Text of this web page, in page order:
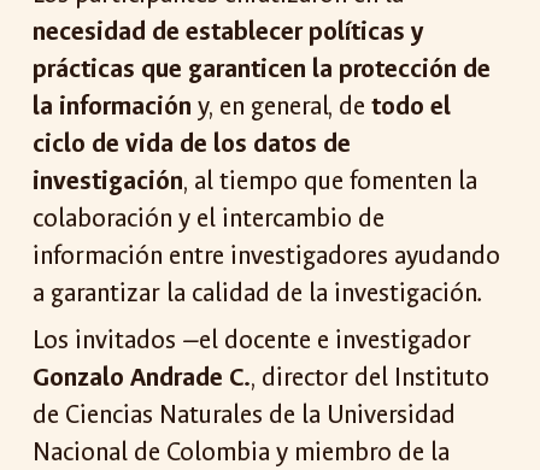
necesidad de establecer políticas y
prácticas que garanticen la protección de
la información y, en general, detodo el
ciclo de vida de los datos de
investigación, al tiempo que fomenten la
colaboración y el intercambio de
información entre investigadores ayudando
a garantizar la calidad de la investigación.
Los invitados —el docente e investigador
Gonzalo Andrade C., director del Instituto
de Ciencias Naturales de la Universidad
Nacional de Colombia y miembro de la